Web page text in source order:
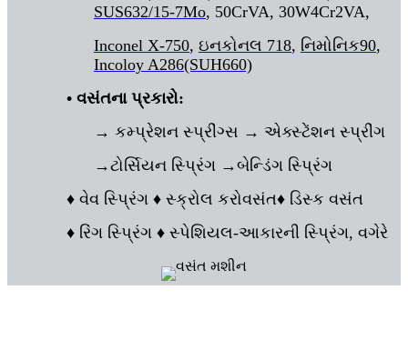
SUS632/15-7Mo, 50CrVA, 30W4Cr2VA,
Inconel X-750, ઇનકોનલ 718, નિમોનિક90,
Incoloy A286(SUH660)
• વસંતના પ્રકારો:
→ કમ્પ્રેશન સ્પ્રીંગ્સ → એક્સ્ટેંશન સ્પ્રીંગ
→ટોર્સિયન સ્પ્રિંગ →બેન્ડિંગ સ્પ્રિંગ
♦ વેવ સ્પ્રિંગ ♦ સ્ક્રોલ કરોવસંત♦ ડિસ્ક વસંત
♦ રિંગ સ્પ્રિંગ ♦ સ્પેશિયલ-આકારની સ્પ્રિંગ, વગેરે